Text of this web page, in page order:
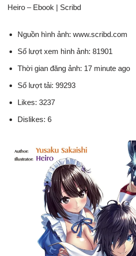
Heiro – Ebook | Scribd
Nguồn hình ảnh: www.scribd.com
Số lượt xem hình ảnh: 81901
Thời gian đăng ảnh: 17 minute ago
Số lượt tải: 99293
Likes: 3237
Dislikes: 6